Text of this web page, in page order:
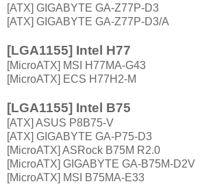
[ATX] GIGABYTE GA-Z77P-D3
[ATX] GIGABYTE GA-Z77P-D3/A
[LGA1155] Intel H77
[MicroATX] MSI H77MA-G43
[MicroATX] ECS H77H2-M
[LGA1155] Intel B75
[ATX] ASUS P8B75-V
[ATX] GIGABYTE GA-P75-D3
[MicroATX] ASRock B75M R2.0
[MicroATX] GIGABYTE GA-B75M-D2V
[MicroATX] MSI B75MA-E33